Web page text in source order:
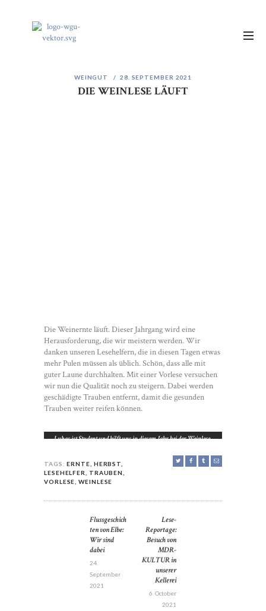
WEINGUT 28. SEPTEMBER 2021
DIE WEINLESE LÄUFT
Die Weinernte läuft. Dieser Jahrgang wird eine
Herausforderung, die wir meistern werden. Wir
danken unseren Lesehelfern, die in diesen Tagen etwas
mehr Pulen müssen als üblich. Schön, dass alle mit
guter Laune durchhalten. Mit einer Vorlese versuchen
wir nun die Qualität noch zu steigern. Dabei werden
geschädigte Trauben entfernt, damit die gesunden
Trauben weiter reifen können.
Lukas ist Student und hilft uns in diesem Jahr bei der Weinlese,
TAGS: ERNTE HERBST
LESEHELFER
TRAUBEN
VORLESE ,WEINLESE
NAVIGATION
Previous
post:
Flussgeschich
ten von Elbe:
Wir sind
dabei
24.
September
2021
post:
Lese-
Reportage:
Besuch von
MDR-
KULTUR in
unserer
Kellerei
6. October
2021